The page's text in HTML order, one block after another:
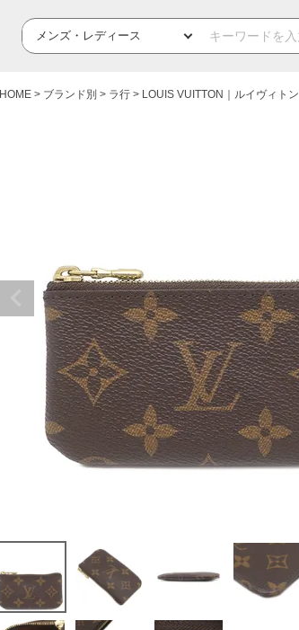
HOME ブランド別 ラ行 LOUIS VUITTON｜ルイヴィトン